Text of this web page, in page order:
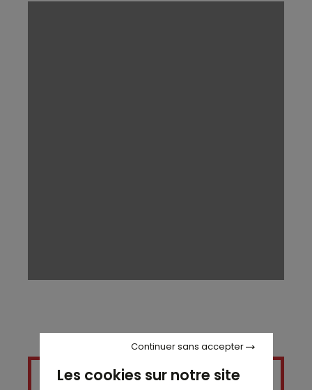
Les cookies sur notre site
Continuer sans accepter